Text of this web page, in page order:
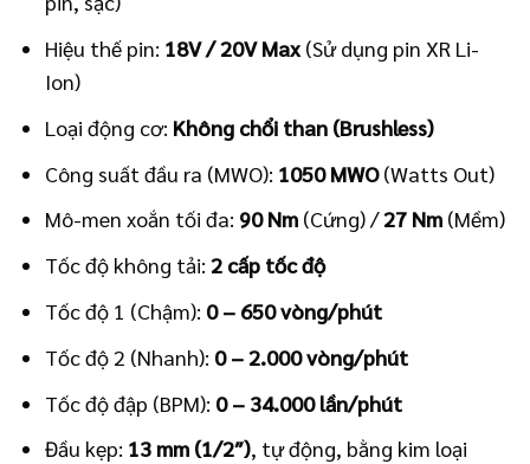
Hiệu thế pin: 18V / 20V Max (Sử dụng pin XR Li-
Ion)
Loại động cơ: Không chổi than (Brushless)
Công suất đầu ra (MWO): 1050 MWO(Watts Out)
Mô-men xoắn tối đa: 90 Nm (Cứng) /27 Nm (Mềm)
Tốc độ không tải:2 cấp tốc độ
Tốc độ 1 (Chậm): 0 – 650 vòng/phút
Tốc độ 2 (Nhanh): 0 – 2.000 vòng/phút
Tốc độ đập (BPM): 0 – 34.000 lần/phút
Đầu kẹp: 13 mm (1/2″), tự động, bằng kim loại